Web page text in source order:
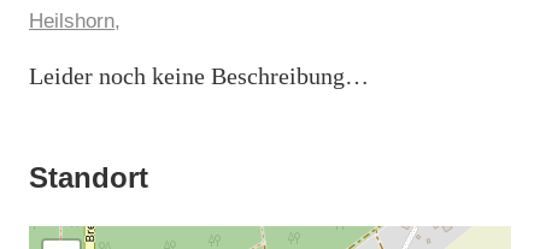
Heilshorn,
Leider noch keine Beschreibung…
Standort